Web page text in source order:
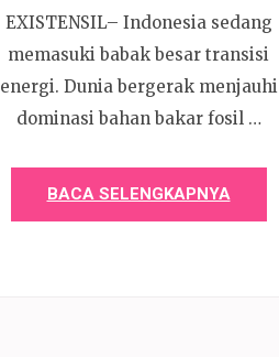
EXISTENSIL– Indonesia sedang
memasuki babak besar transisi
energi. Dunia bergerak menjauhi
dominasi bahan bakar fosil …
BACA SELENGKAPNYA